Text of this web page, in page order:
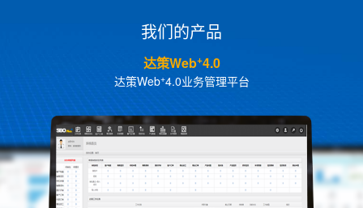
我们的产品
达策Web+4.0
达策Web+4.0业务管理平台